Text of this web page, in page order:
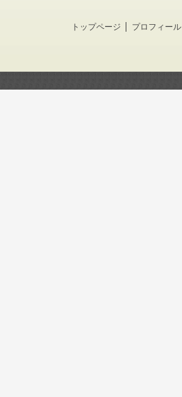
トップページ プロフィール